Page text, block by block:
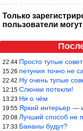
Только
пользователи
22:44 Просто тупые
15:26 петуния точно не
22:42 Ну очень тупые
12:15 Слюнки потекли!
13:23 Ни о чём
19:55 Яркий интерьер —
20:08 Лучший способ не
17:33 Бананы будут?